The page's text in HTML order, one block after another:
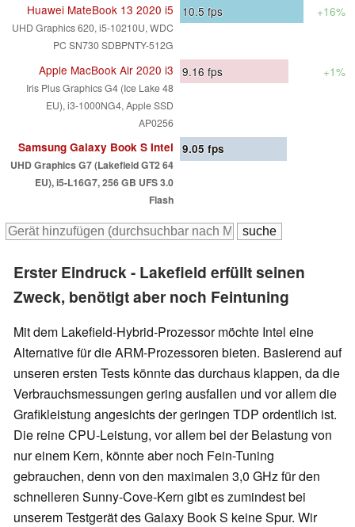
Huawei MateBook 13 2020 i5
UHD Graphics 620, i5-10210U, WDC
PC SN730 SDBPNTY-512G
10.5fps +16%
Apple MacBook Air 2020 i3
Iris Plus Graphics G4 (Ice Lake 48
EU), i3-1000NG4, Apple SSD
AP0256
9.16 fps +1%
Samsung Galaxy Book S Intel
UHD Graphics G7 (Lakefield GT2 64
EU), i5-L16G7, 256 GB UFS 3.0
Flash
9.05fps
Erster Eindruck - Lakefield erfüllt seinen
Zweck, benötigt aber noch Feintuning
Mit dem Lakefield-Hybrid-Prozessor möchte Intel eine
Alternative für die ARM-Prozessoren bieten. Basierend auf
unseren ersten Tests könnte das durchaus klappen, da die
Verbrauchsmessungen gering ausfallen und vor allem die
Grafikleistung angesichts der geringen TDP ordentlich ist.
Die reine CPU-Leistung, vor allem bei der Belastung von
nur einem Kern, könnte aber noch Fein-Tuning
gebrauchen, denn von den maximalen 3,0 GHz für den
schnelleren Sunny-Cove-Kern gibt es zumindest bei
unserem Testgerät des Galaxy Book S keine Spur. Wir